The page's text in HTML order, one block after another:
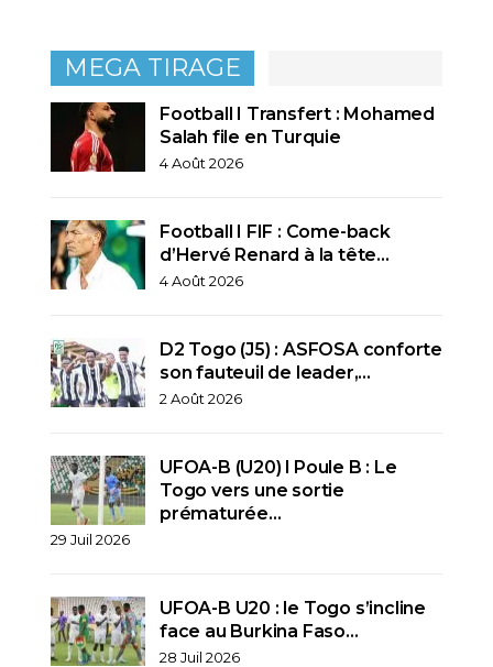
MEGA TIRAGE
Football I Transfert : Mohamed
Salah file en Turquie
4 Août 2026
Football I FIF : Come-back
d’Hervé Renard à la tête…
4 Août 2026
D2 Togo (J5) : ASFOSA conforte
son fauteuil de leader,…
2 Août 2026
UFOA-B (U20) l Poule B : Le
Togo vers une sortie
prématurée…
29 Juil 2026
UFOA-B U20 : le Togo s’incline
face au Burkina Faso…
28 Juil 2026